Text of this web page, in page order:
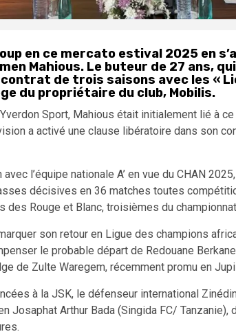
en ce mercato estival 2025 en
Mahious. Le buteur de 27 ans,
contrat de trois saisons avec les «
du propriétaire du club, Mobilis.
Sport, Mahious était initialement lié à
a activé une clause libératoire dans son
l’équipe nationale A’ en vue du CHAN
décisives en 36 matches toutes
des Rouge et Blanc, troisièmes du
son retour en Ligue des champions
le probable départ de Redouane
de Zulte Waregem, récemment promu en
à la JSK, le défenseur international
Josaphat Arthur Bada (Singida FC/ Tanzanie),